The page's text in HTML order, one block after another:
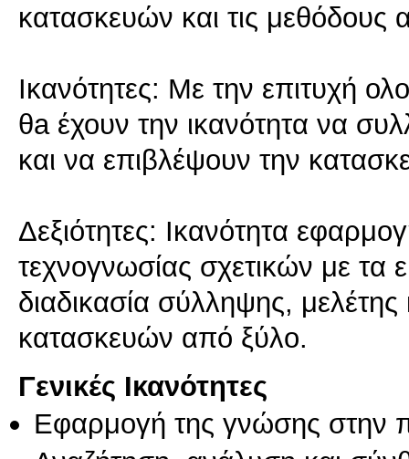
κατασκευών και τις μεθόδους
Ικανότητες: Με την επιτυχή
θa έχουν την ικανότητα να
και να επιβλέψουν την
Δεξιότητες: Ικανότητα
τεχνογνωσίας σχετικών με τα
διαδικασία σύλληψης,
κατασκευών από ξύλο.
Γενικές Ικανότητες
Εφαρμογή της γνώσης στην